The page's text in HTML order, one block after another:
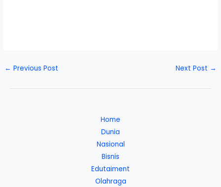
← Previous Post Next Post →
Home
Dunia
Nasional
Bisnis
Edutaiment
Olahraga